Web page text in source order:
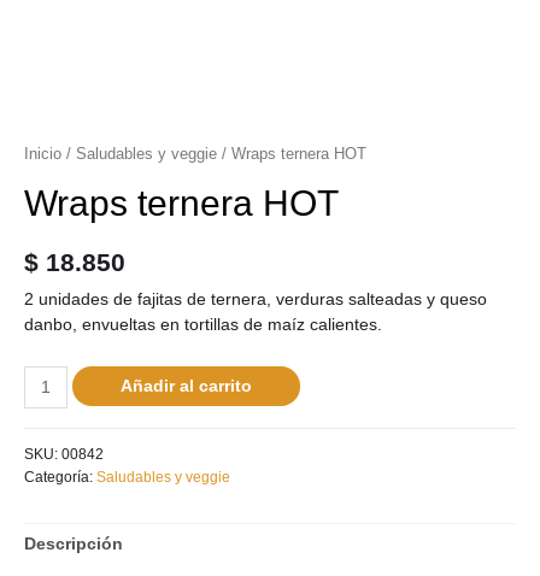
Inicio / Saludables y veggie / Wraps ternera HOT
Wraps ternera HOT
$ 18.850
2 unidades de fajitas de ternera, verduras salteadas y queso
danbo, envueltas en tortillas de maíz calientes.
Añadir al carrito
SKU: 00842
Categoría: Saludables y veggie
Descripción